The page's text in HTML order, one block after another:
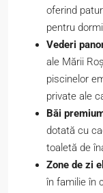
oferind
pentru
Vederi
ale Mării
piscinelor
private ale
Băi
dotată cu
toaletă de
Zone de zi
în familie în